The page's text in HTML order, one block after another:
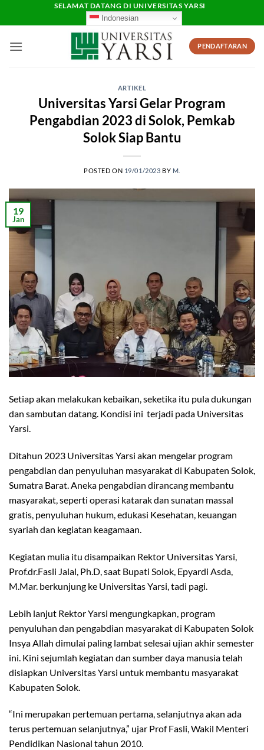
SELAMAT DATANG DI UNIVERSITAS YARSI
Indonesian
PENDAFTARAN
ARTIKEL
Universitas Yarsi Gelar Program
Pengabdian 2023 di Solok, Pemkab
Solok Siap Bantu
POSTED ON 19/01/2023 BY M.
19
Jan
Setiap akan melakukan kebaikan, seketika itu pula dukungan
dan sambutan datang. Kondisi ini terjadi pada Universitas
Yarsi.
Ditahun 2023 Universitas Yarsi akan mengelar program
pengabdian dan penyuluhan masyarakat di Kabupaten Solok,
Sumatra Barat. Aneka pengabdian dirancang membantu
masyarakat, seperti operasi katarak dan sunatan massal
gratis, penyuluhan hukum, edukasi Kesehatan, keuangan
syariah dan kegiatan keagamaan.
Kegiatan mulia itu disampaikan Rektor Universitas Yarsi,
Prof.dr.Fasli Jalal, Ph.D, saat Bupati Solok, Epyardi Asda,
M.Mar. berkunjung ke Universitas Yarsi, tadi pagi.
Lebih lanjut Rektor Yarsi mengungkapkan, program
penyuluhan dan pengabdian masyarakat di Kabupaten Solok
Insya Allah dimulai paling lambat selesai ujian akhir semester
ini. Kini sejumlah kegiatan dan sumber daya manusia telah
disiapkan Universitas Yarsi untuk membantu masyarakat
Kabupaten Solok.
“Ini merupakan pertemuan pertama, selanjutnya akan ada
terus pertemuan selanjutnya,” ujar Prof Fasli, Wakil Menteri
Pendidikan Nasional tahun 2010.